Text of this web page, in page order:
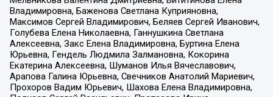
Владимировна, Баженова Светлана Куприяновна,
Максимов Сергей Владимирович, Беляев Сергей Иванович,
Голубева Елена Николаевна, Ганнушкина Светлана
Алексеевна, Закс Елена Владимировна, Буртина Елена
Юрьевна, Гендель Людмила Залмановна, Кокорина
Екатерина Алексеевна, Шуманов Илья Вячеславович,
Арапова Галина Юрьевна, Свечников Анатолий Мариевич,
Прохоров Вадим Юрьевич, Шахова Елена Владимировна,